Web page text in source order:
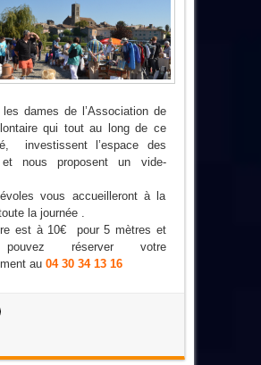
dames de l’Association de
qui tout au long de ce
investissent l’espace des
et nous proposent un vide-
vous accueilleront à la
la journée .
est à 10€ pour 5 mètres et
réserver votre
au 04 30 34 13 16